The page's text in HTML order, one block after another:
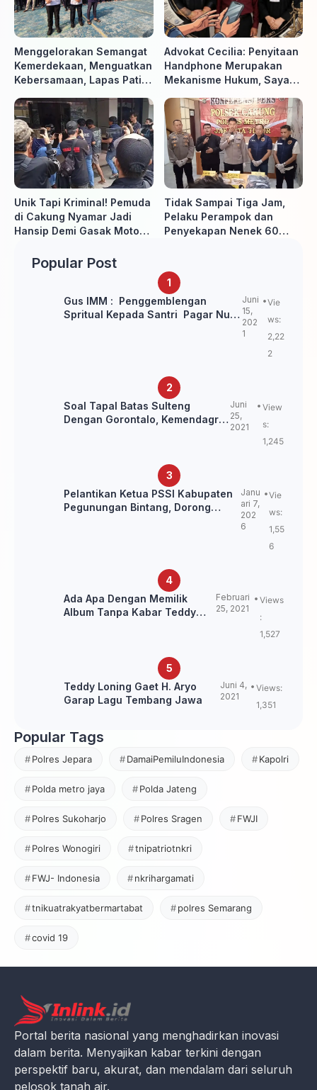
Menggelorakan Semangat
Kemerdekaan, Menguatkan
Kebersamaan, Lapas Pati
ke-81 RI, Warga Binaan
Antusias Ikuti Berbagai
Perlombaan
Advokat Cecilia: Penyitaan
Handphone Merupakan
Mekanisme Hukum, Saya
Diminta Penyidik dan Tidak
perlu takut
Unik Tapi Kriminal! Pemuda
di Cakung Nyamar Jadi
Hansip Demi Gasak Motor
Tidak Sampai Tiga Jam,
Pelaku Perampok dan
Penyekapan Nenek 60
Popular Post
Gus IMM : Penggemblengan
Spritual Kepada Santri Pagar Nusa
Juni
15,
202
1
Vie
ws:
2,22
2
Soal Tapal Batas Sulteng
Dengan Gorontalo, Kemendagri:
Juni
25,
2021
View
s:
1,245
Pelantikan Ketua PSSI Kabupaten
Pegunungan Bintang, Dorong
Janu
ari 7,
202
6
Vie
ws:
1,55
6
Ada Apa Dengan Memilik
Album Tanpa Kabar Teddy
Februari
25, 2021
Views
:
1,527
Teddy Loning Gaet H. Aryo
Garap Lagu Tembang Jawa
Juni 4,
2021
Views:
1,351
Popular Tags
Polres Jepara DamaiPemiluIndonesia Kapolri
Polda metro jaya Polda Jateng
Polres Sukoharjo Polres Sragen FWJI
Polres Wonogiri tnipatriotnkri
FWJ- Indonesia nkrihargamati
tnikuatrakyatbermartabat polres Semarang
covid 19
Portal berita nasional yang menghadirkan inovasi
dalam berita. Menyajikan kabar terkini dengan
perspektif baru, akurat, dan mendalam dari seluruh
pelosok tanah air.